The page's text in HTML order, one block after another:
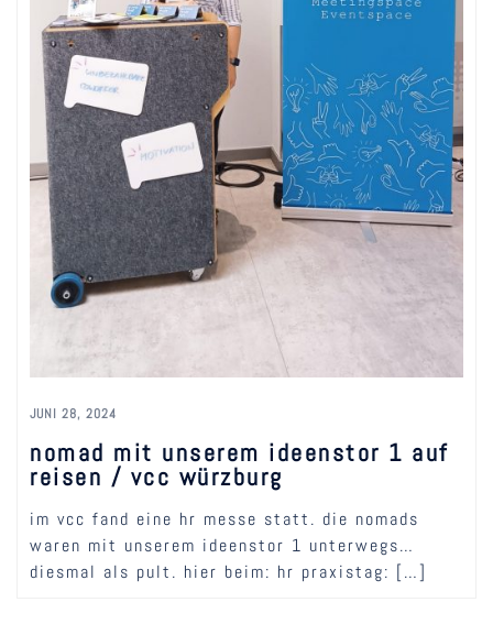
JUNI 28, 2024
nomad mit unserem ideenstor 1 auf
reisen / vcc würzburg
im vcc fand eine hr messe statt. die nomads
waren mit unserem ideenstor 1 unterwegs…
diesmal als pult. hier beim: hr praxistag: […]